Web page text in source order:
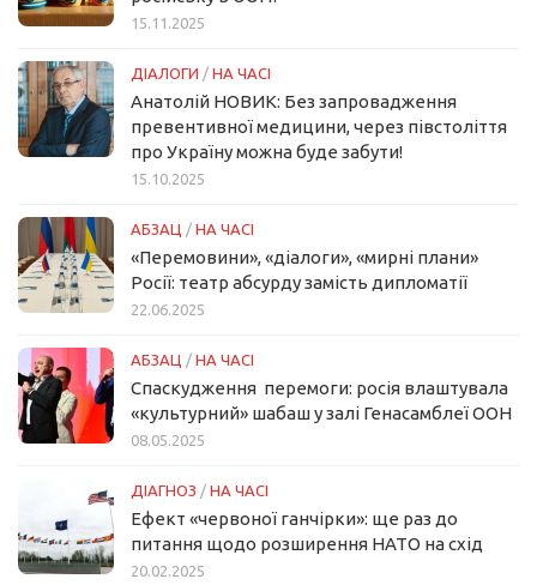
15.11.2025
ДІАЛОГИ / НА ЧАСІ
Анатолій НОВИК: Без запровадження
превентивної медицини, через півстоліття
про Україну можна буде забути!
15.10.2025
АБЗАЦ / НА ЧАСІ
«Перемовини», «діалоги», «мирні плани»
Росії: театр абсурду замість дипломатії
22.06.2025
АБЗАЦ / НА ЧАСІ
Спаскудження перемоги: росія влаштувала
«культурний» шабаш у залі Генасамблеї ООН
08.05.2025
ДІАГНОЗ / НА ЧАСІ
Ефект «червоної ганчірки»: ще раз до
питання щодо розширення НАТО на схід
20.02.2025